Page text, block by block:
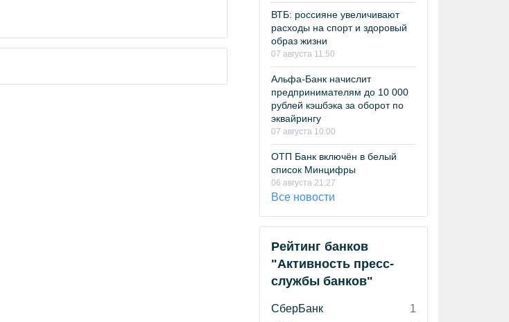
ВТБ: россияне увеличивают
расходы на спорт и здоровый
образ жизни
07 августа 11:50
Альфа-Банк начислит
предпринимателям до 10 000
рублей кэшбэка за оборот по
эквайрингу
07 августа 10:00
ОТП Банк включён в белый
список Минцифры
06 августа 21:27
Все новости
Рейтинг банков
"Активность пресс-
службы банков"
СберБанк
1